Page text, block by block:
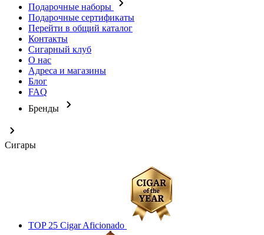
Подарочные наборы
Подарочные сертификаты
Перейти в общий каталог
Контакты
Сигарный клуб
О нас
Адреса и магазины
Блог
FAQ
Бренды
Сигары
TOP 25 Cigar Aficionado